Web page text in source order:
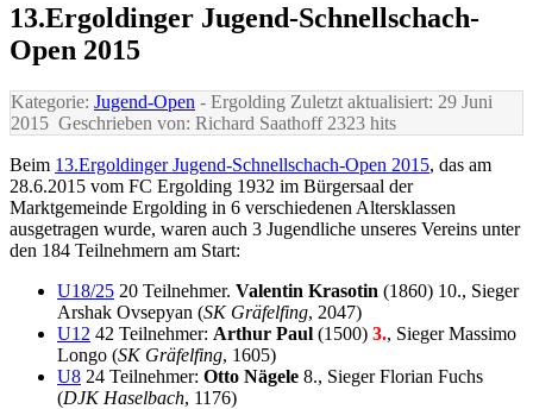
13.Ergoldinger Jugend-Schnellschach-
Open 2015
Kategorie: Jugend-Open - Ergolding Zuletzt aktualisiert: 29 Juni
2015 Geschrieben von: Richard Saathoff2323 hits
Beim 13.Ergoldinger Jugend-Schnellschach-Open 2015, das am
28.6.2015 vom FC Ergolding 1932 im Bürgersaal der
Marktgemeinde Ergolding in 6 verschiedenen Altersklassen
ausgetragen wurde, waren auch 3 Jugendliche unseres Vereins unter
den 184 Teilnehmern am Start:
U18/25 20 Teilnehmer. Valentin Krasotin (1860) 10., Sieger
Arshak Ovsepyan (SK Gräfelfing, 2047)
U12 42 Teilnehmer: Arthur Paul (1500) 3., Sieger Massimo
Longo (SK Gräfelfing, 1605)
U8 24 Teilnehmer: Otto Nägele 8., Sieger Florian Fuchs
(DJK Haselbach, 1176)